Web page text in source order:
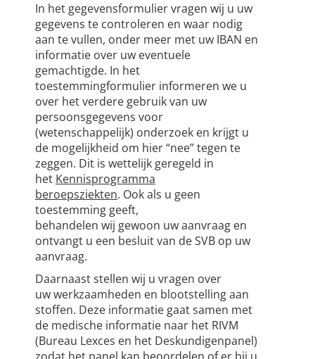
In het gegevensformulier vragen wij u uw
gegevens te controleren en waar nodig
aan te vullen, onder meer met uw IBAN en
informatie over uw eventuele
gemachtigde. In het
toestemmingformulier informeren we u
over het verdere gebruik van uw
persoonsgegevens voor
(wetenschappelijk) onderzoek en krijgt u
de mogelijkheid om hier “nee” tegen te
zeggen. Dit is wettelijk geregeld in
het Kennisprogramma
beroepsziekten. Ook als u geen
toestemming geeft,
behandelen wij gewoon uw aanvraag en
ontvangt u een besluit van de SVB op uw
aanvraag.
Daarnaast stellen wij u vragen over
uw werkzaamheden en blootstelling aan
stoffen. Deze informatie gaat samen met
de medische informatie naar het RIVM
(Bureau Lexces en het Deskundigenpanel)